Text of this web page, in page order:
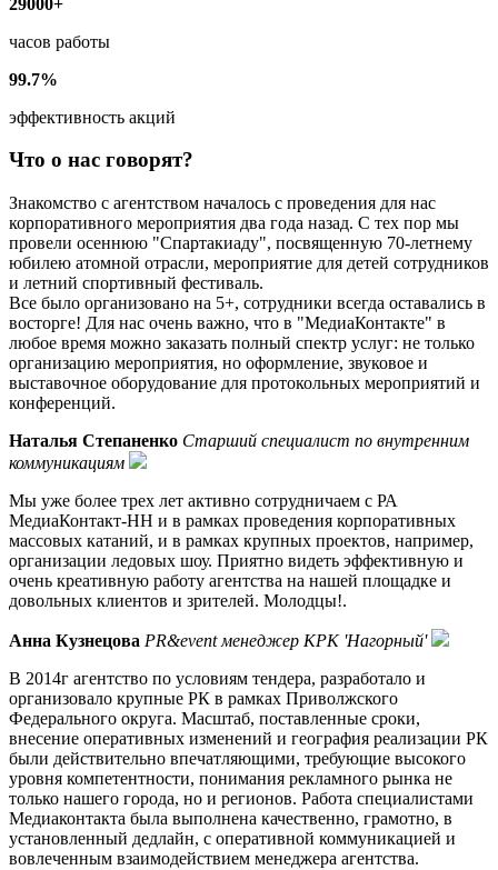
часов работы
99.7%
эффективность акций
Что о нас говорят?
Знакомство с агентством началось с проведения для нас
корпоративного мероприятия два года назад. С тех пор мы
провели осеннюю "Спартакиаду", посвященную 70-летнему
юбилею атомной отрасли, мероприятие для детей сотрудников
и летний спортивный фестиваль.
Все было организовано на 5+, сотрудники всегда оставались в
восторге! Для нас очень важно, что в "МедиаКонтакте" в
любое время можно заказать полный спектр услуг: не только
организацию мероприятия, но оформление, звуковое и
выставочное оборудование для протокольных мероприятий и
конференций.
Наталья Степаненко Старший специалист по внутренним
коммуникациям
Мы уже более трех лет активно сотрудничаем с РА
МедиаКонтакт-НН и в рамках проведения корпоративных
массовых катаний, и в рамках крупных проектов, например,
организации ледовых шоу. Приятно видеть эффективную и
очень креативную работу агентства на нашей площадке и
довольных клиентов и зрителей. Молодцы!.
Анна Кузнецова PR&event менеджер КРК 'Нагорный'
В 2014г агентство по условиям тендера, разработало и
организовало крупные РК в рамках Приволжского
Федерального округа. Масштаб, поставленные сроки,
внесение оперативных изменений и география реализации РК
были действительно впечатляющими, требующие высокого
уровня компетентности, понимания рекламного рынка не
только нашего города, но и регионов. Работа специалистами
Медиаконтакта была выполнена качественно, грамотно, в
установленный дедлайн, с оперативной коммуникацией и
вовлеченным взаимодействием менеджера агентства.